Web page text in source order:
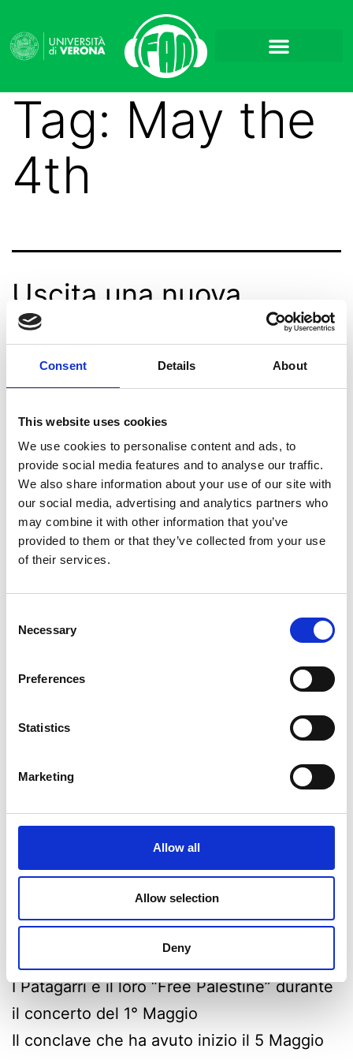
Consent Details About
This website uses cookies
We use cookies to personalise content and ads, to
provide social media features and to analyse our traffic.
We also share information about your use of our site with
our social media, advertising and analytics partners who
may combine it with other information that you’ve
provided to them or that they’ve collected from your use
of their services.
Selection
Necessary
Preferences
Statistics
Marketing
Allow all
Allow selection
Deny
Tag: May the
4th
Uscita una nuova
puntata di The News
Pot
network, che ti informa sulle notizie più
importanti della settimana.
Oggi a cura di Emiliano D’Acri
Le notizie trattate in puntata sono:
Bella Ciao durante il ricordo di Sergio
I Patagarri e il loro “Free Palestine” durante
il concerto del 1° Maggio
Il conclave che ha avuto inizio il 5 Maggio